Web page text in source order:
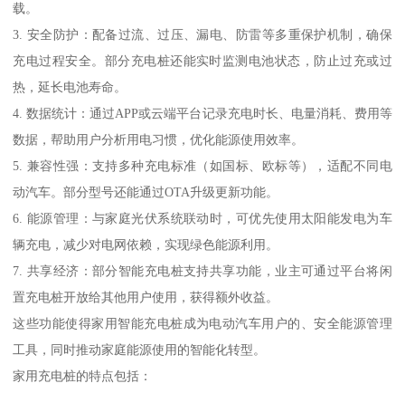
载。
3. 安全防护：配备过流、过压、漏电、防雷等多重保护机制，确保
充电过程安全。部分充电桩还能实时监测电池状态，防止过充或过
热，延长电池寿命。
4. 数据统计：通过APP或云端平台记录充电时长、电量消耗、费用等
数据，帮助用户分析用电习惯，优化能源使用效率。
5. 兼容性强：支持多种充电标准（如国标、欧标等），适配不同电
动汽车。部分型号还能通过OTA升级更新功能。
6. 能源管理：与家庭光伏系统联动时，可优先使用太阳能发电为车
辆充电，减少对电网依赖，实现绿色能源利用。
7. 共享经济：部分智能充电桩支持共享功能，业主可通过平台将闲
置充电桩开放给其他用户使用，获得额外收益。
这些功能使得家用智能充电桩成为电动汽车用户的、安全能源管理
工具，同时推动家庭能源使用的智能化转型。
家用充电桩的特点包括：